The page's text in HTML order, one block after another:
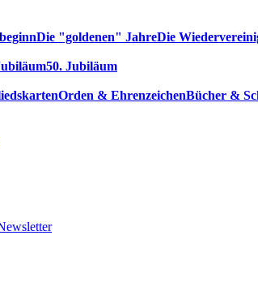
Die "goldenen" JahreDie
50. Jubiläum
Orden & EhrenzeichenBücher &